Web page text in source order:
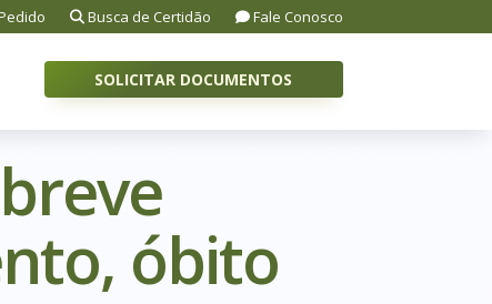
Busca de Certidão Fale Conosco
SOLICITAR DOCUMENTOS
óbito